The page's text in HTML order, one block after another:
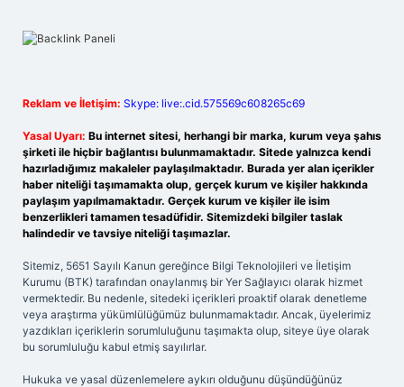
Reklam ve İletişim: Skype: live:.cid.575569c608265c69
Yasal Uyarı: Bu internet sitesi, herhangi bir marka, kurum veya şahıs
şirketi ile hiçbir bağlantısı bulunmamaktadır. Sitede yalnızca kendi
hazırladığımız makaleler paylaşılmaktadır. Burada yer alan içerikler
haber niteliği taşımamakta olup, gerçek kurum ve kişiler hakkında
paylaşım yapılmamaktadır. Gerçek kurum ve kişiler ile isim
benzerlikleri tamamen tesadüfidir. Sitemizdeki bilgiler taslak
halindedir ve tavsiye niteliği taşımazlar.
Sitemiz, 5651 Sayılı Kanun gereğince Bilgi Teknolojileri ve İletişim
Kurumu (BTK) tarafından onaylanmış bir Yer Sağlayıcı olarak hizmet
vermektedir. Bu nedenle, sitedeki içerikleri proaktif olarak denetleme
veya araştırma yükümlülüğümüz bulunmamaktadır. Ancak, üyelerimiz
yazdıkları içeriklerin sorumluluğunu taşımakta olup, siteye üye olarak
bu sorumluluğu kabul etmiş sayılırlar.
Hukuka ve yasal düzenlemelere aykırı olduğunu düşündüğünüz